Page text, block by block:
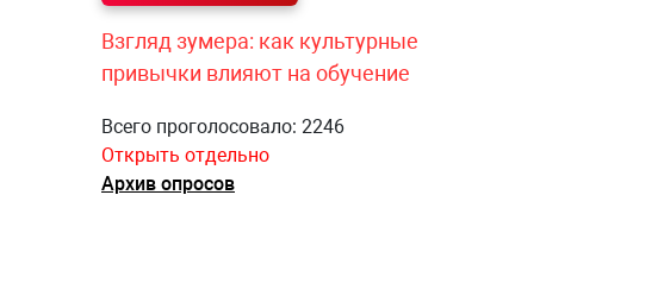
Взгляд зумера: как культурные
привычки влияют на обучение
Всего проголосовало: 2246
Открыть отдельно
Архив опросов